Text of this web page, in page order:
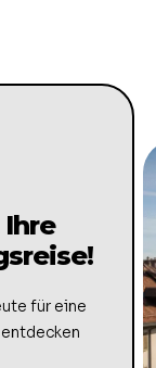
für eine